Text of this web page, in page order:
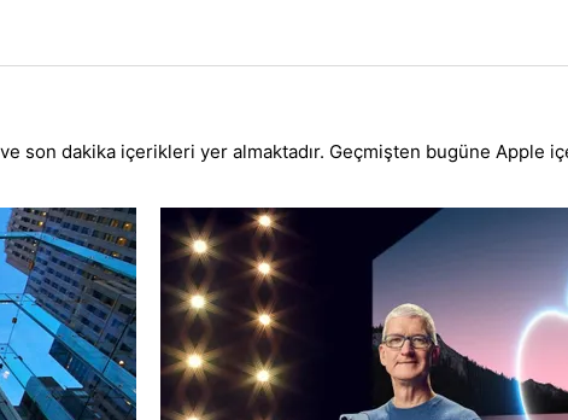
son dakika içerikleri yer almaktadır. Geçmişten bugüne Apple